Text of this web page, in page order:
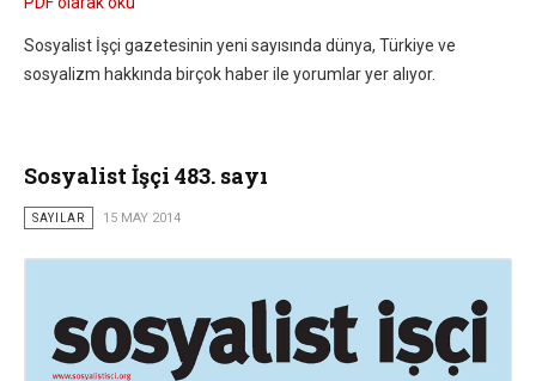
Sosyalist İşçi gazetesinin yeni sayısında dünya, Türkiye ve
sosyalizm hakkında birçok haber ile yorumlar yer alıyor.
Sosyalist İşçi 483. sayı
SAYILAR 15 MAY 2014